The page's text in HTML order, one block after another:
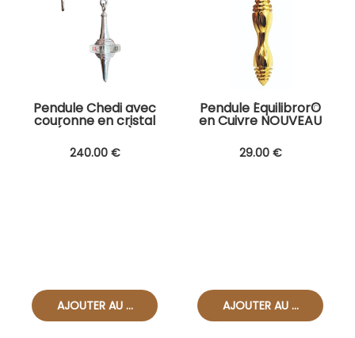
Pendule Chedi avec
couronne en cristal
(D.Coquelle)
240.00 €
Pendule Équilibror©
en Cuivre NOUVEAU
29.00 €